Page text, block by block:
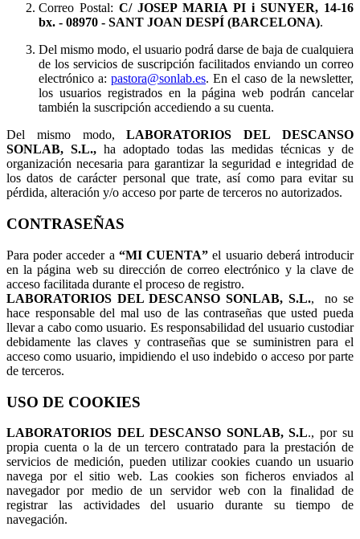
Correo Postal: C/ JOSEP MARIA PI i SUNYER, 14-16
bx. - 08970 - SANT JOAN DESPÍ (BARCELONA).
Del mismo modo, el usuario podrá darse de baja de cualquiera
de los servicios de suscripción facilitados enviando un correo
electrónico a: pastora@sonlab.es. En el caso de la newsletter,
los usuarios registrados en la página web podrán cancelar
también la suscripción accediendo a su cuenta.
Del mismo modo,LABORATORIOS DEL DESCANSO
SONLAB, S.L., ha adoptado todas las medidas técnicas y de
organización necesaria para garantizar la seguridad e integridad de
los datos de carácter personal que trate, así como para evitar su
pérdida, alteración y/o acceso por parte de terceros no autorizados.
CONTRASEÑAS
Para poder acceder a “MI CUENTA” el usuario deberá introducir
en la página web su dirección de correo electrónico y la clave de
acceso facilitada durante el proceso de registro.
LABORATORIOS DEL DESCANSO SONLAB, S.L., no se
hace responsable del mal uso de las contraseñas que usted pueda
llevar a cabo como usuario. Es responsabilidad del usuario custodiar
debidamente las claves y contraseñas que se suministren para el
acceso como usuario, impidiendo el uso indebido o acceso por parte
de terceros.
USO DE COOKIES
LABORATORIOS DEL DESCANSO SONLAB, S.L., por su
propia cuenta o la de un tercero contratado para la prestación de
servicios de medición, pueden utilizar cookies cuando un usuario
navega por el sitio web. Las cookies son ficheros enviados al
navegador por medio de un servidor web con la finalidad de
registrar las actividades del usuario durante su tiempo de
navegación.